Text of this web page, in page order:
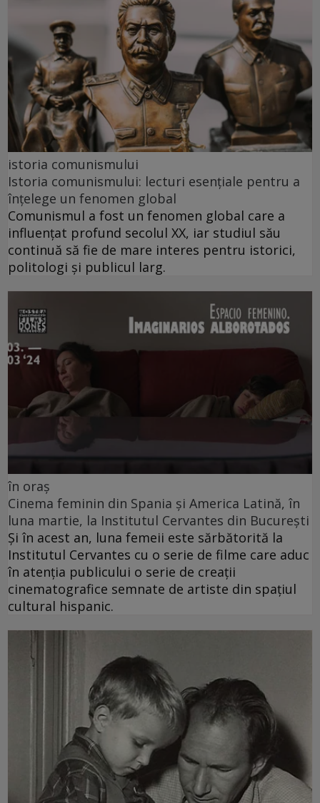
istoria comunismului
Istoria comunismului: lecturi esențiale pentru a
înțelege un fenomen global
Comunismul a fost un fenomen global care a
influențat profund secolul XX, iar studiul său
continuă să fie de mare interes pentru istorici,
politologi și publicul larg.
în oraș
Cinema feminin din Spania și America Latină, în
luna martie, la Institutul Cervantes din București
Și în acest an, luna femeii este sărbătorită la
Institutul Cervantes cu o serie de filme care aduc
în atenția publicului o serie de creații
cinematografice semnate de artiste din spațiul
cultural hispanic.